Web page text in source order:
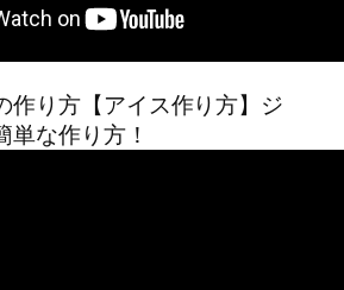
作り方【アイス作り方】ジ
単な作り方！